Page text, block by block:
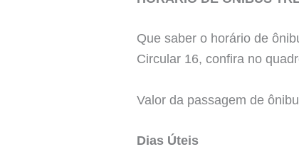
Que saber o horário de
Circular 16, confira no
Valor da passagem de
Dias Úteis